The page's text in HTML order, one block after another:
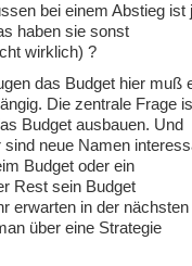
bei einem Abstieg ist
haben sie sonst
wirklich) ?
das Budget hier muß
Die zentrale Frage
Budget ausbauen. Und
neue Namen
Budget oder ein
Rest sein Budget
erwarten in der nächsten
über eine Strategie